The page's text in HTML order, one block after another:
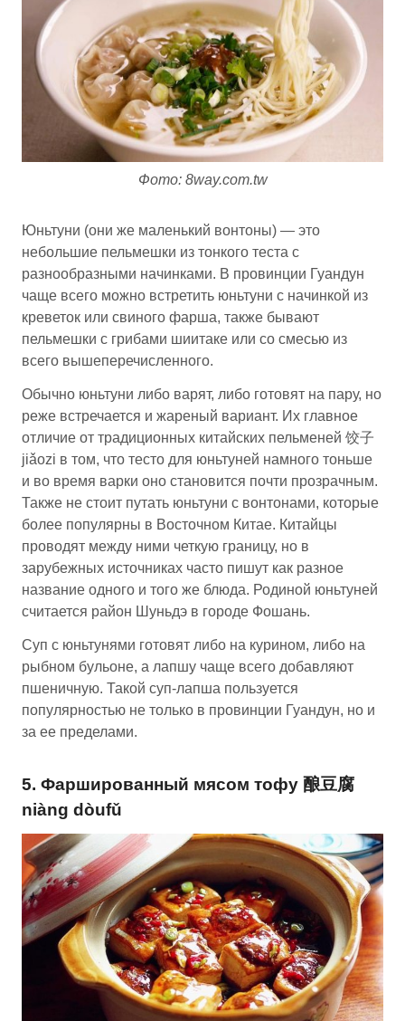
Фото: 8way.com.tw
Юньтуни (они же маленький вонтоны) — это
небольшие пельмешки из тонкого теста с
разнообразными начинками. В провинции Гуандун
чаще всего можно встретить юньтуни с начинкой из
креветок или свиного фарша, также бывают
пельмешки с грибами шиитаке или со смесью из
всего вышеперечисленного.
Обычно юньтуни либо варят, либо готовят на пару, но
реже встречается и жареный вариант. Их главное
отличие от традиционных китайских пельменей 饺子
jiǎozi в том, что тесто для юньтуней намного тоньше
и во время варки оно становится почти прозрачным.
Также не стоит путать юньтуни с вонтонами, которые
более популярны в Восточном Китае. Китайцы
проводят между ними четкую границу, но в
зарубежных источниках часто пишут как разное
название одного и того же блюда. Родиной юньтуней
считается район Шуньдэ в городе Фошань.
Суп с юньтунями готовят либо на курином, либо на
рыбном бульоне, а лапшу чаще всего добавляют
пшеничную. Такой суп-лапша пользуется
популярностью не только в провинции Гуандун, но и
за ее пределами.
5. Фаршированный мясом тофу 酿豆腐
niàng dòufǔ